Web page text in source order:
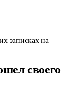
своего